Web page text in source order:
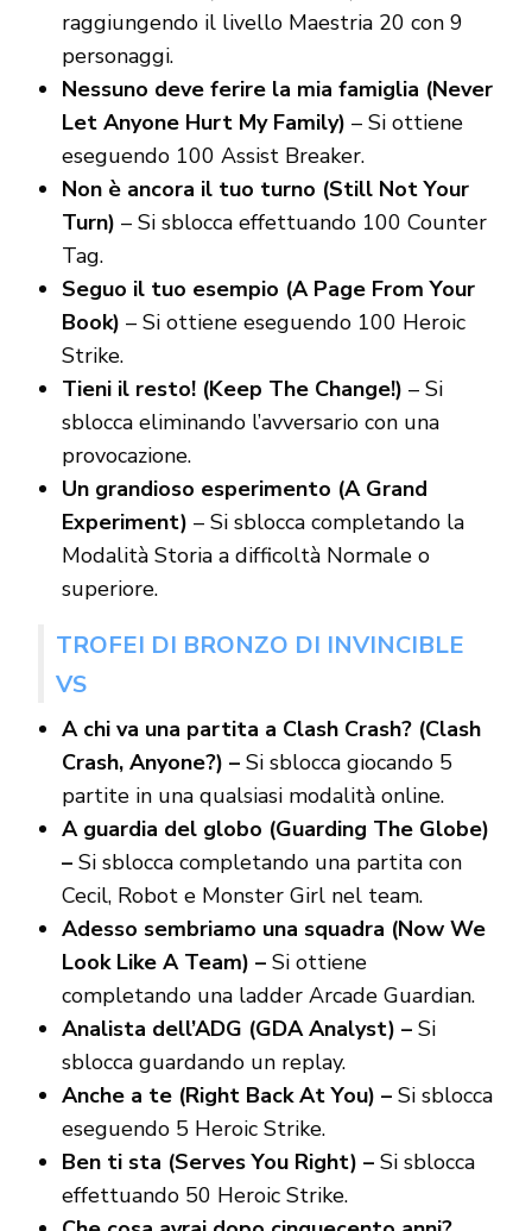
raggiungendo il livello Maestria 20 con 9
personaggi.
Nessuno deve ferire la mia famiglia (Never
Let Anyone Hurt My Family) – Si ottiene
eseguendo 100 Assist Breaker.
Non è ancora il tuo turno (Still Not Your
Turn) – Si sblocca effettuando 100 Counter
Tag.
Seguo il tuo esempio (A Page From Your
Book) – Si ottiene eseguendo 100 Heroic
Strike.
Tieni il resto! (Keep The Change!) – Si
sblocca eliminando l’avversario con una
provocazione.
Un grandioso esperimento (A Grand
Experiment) – Si sblocca completando la
Modalità Storia a difficoltà Normale o
superiore.
TROFEI DI BRONZO DI INVINCIBLE
VS
A chi va una partita a Clash Crash? (Clash
Crash, Anyone?) –Si sblocca giocando 5
partite in una qualsiasi modalità online.
A guardia del globo (Guarding The Globe)
–Si sblocca completando una partita con
Cecil, Robot e Monster Girl nel team.
Adesso sembriamo una squadra (Now We
Look Like A Team) –Si ottiene
completando una ladder Arcade Guardian.
Analista dell’ADG (GDA Analyst) –Si
sblocca guardando un replay.
Anche a te (Right Back At You) –Si sblocca
eseguendo 5 Heroic Strike.
Ben ti sta (Serves You Right) –Si sblocca
effettuando 50 Heroic Strike.